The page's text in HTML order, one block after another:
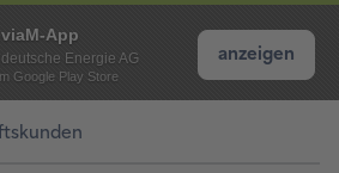
App
Energie AG
Google Play Store
anzeigen